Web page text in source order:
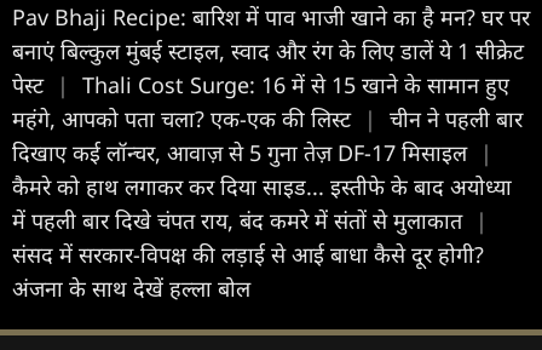
Pav Bhaji Recipe: बारिश में पाव भाजी खाने का है मन? घर पर
बनाएं बिल्कुल मुंबई स्टाइल, स्वाद और रंग के लिए डालें ये 1 सीक्रेट
पेस्ट |
Thali Cost Surge: 16 में से 15 खाने के सामान हुए
महंगे, आपको पता चला? एक-एक की लिस्ट |
चीन ने पहली बार
दिखाए कई लॉन्चर, आवाज़ से 5 गुना तेज़ DF-17 मिसाइल |
कैमरे को हाथ लगाकर कर दिया साइड... इस्तीफे के बाद अयोध्या
में पहली बार दिखे चंपत राय, बंद कमरे में संतों से मुलाकात |
संसद में सरकार-विपक्ष की लड़ाई से आई बाधा कैसे दूर होगी?
अंजना के साथ देखें हल्ला बोल